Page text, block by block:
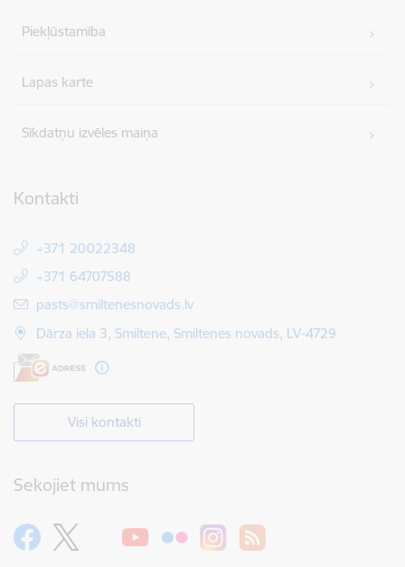
Piekļūstamība
Lapas karte
Sīkdatņu izvēles maiņa
Kontakti
+371 20022348
+371 64707588
E-pasts:
pasts@smiltenesnovads.lv
Dārza iela 3, Smiltene, Smiltenes novads, LV-4729
Visi kontakti
Sekojiet mums